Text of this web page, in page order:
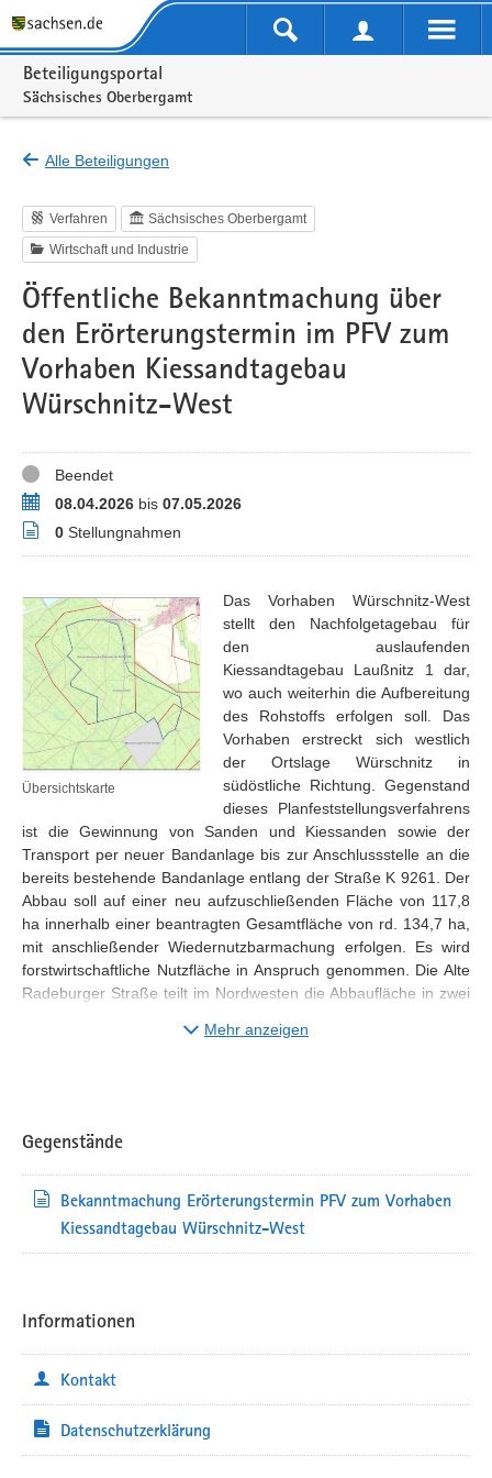
Portalnavigation
Beteiligungsportal
Sächsisches Oberbergamt
Alle Beteiligungen
Verfahren Sächsisches Oberbergamt
Wirtschaft und Industrie
Öffentliche Bekanntmachung über
den Erörterungstermin im PFV zum
Vorhaben Kiessandtagebau
Würschnitz-West
StatusBeendet
Zeitraum08.04.2026 bis 07.05.2026
Stellungnahmen
0 Stellungnahmen
Übersichtskarte
Das Vorhaben Würschnitz-West
stellt den Nachfolgetagebau für
den auslaufenden
Kiessandtagebau Laußnitz 1 dar,
wo auch weiterhin die Aufbereitung
des Rohstoffs erfolgen soll. Das
Vorhaben erstreckt sich westlich
der Ortslage Würschnitz in
südöstliche Richtung. Gegenstand
dieses Planfeststellungsverfahrens
ist die Gewinnung von Sanden und Kiessanden sowie der
Transport per neuer Bandanlage bis zur Anschlussstelle an die
bereits bestehende Bandanlage entlang der Straße K 9261. Der
Abbau soll auf einer neu aufzuschließenden Fläche von 117,8
ha innerhalb einer beantragten Gesamtfläche von rd. 134,7 ha,
mit anschließender Wiedernutzbarmachung erfolgen. Es wird
forstwirtschaftliche Nutzfläche in Anspruch genommen. Die Alte
Radeburger Straße teilt im Nordwesten die Abbaufläche in zwei
Tagebaus an den öffentlichen Straßenverkehr erfolgt im Osten
gewonnen werden. Bei einer geplanten jährlichen Fördermenge
von 400.000 t umfasst die Gewinnung einen Zeitraum von 42
Jahren. Zur Wiedernutzbarmachung erfolgt dem Abbau folgend
eine Teilverfüllung und Wiederaufforstung der beanspruchten
Flächen. Die Gesamtlaufzeit des Vorhabens beträgt
Sitzungssaal des Kreistages Bautzen
Bahnhofstraße 9, 02625 Bautzen
Mehr anzeigen
Gegenstände
Bekanntmachung Erörterungstermin PFV zum Vorhaben
Kiessandtagebau Würschnitz-West
Informationen
Kontakt
Datenschutzerklärung